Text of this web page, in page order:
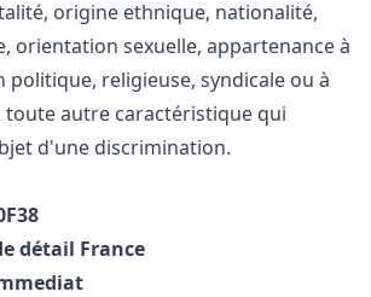
origine ethnique, nationalité,
orientation sexuelle, appartenance à
politique, religieuse, syndicale ou à
autre caractéristique qui
d'une discrimination.
détail France